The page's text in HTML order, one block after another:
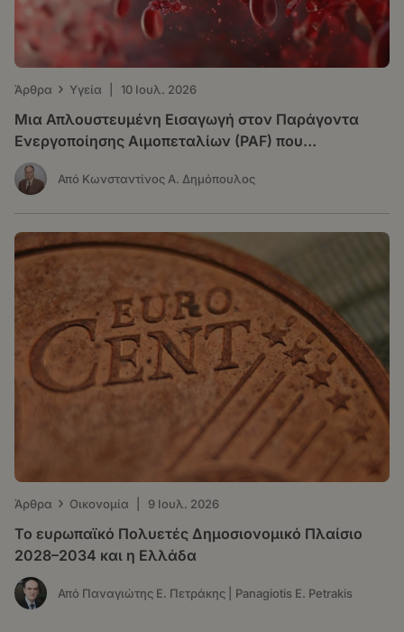
Άρθρα › Υγεία 10 Ιουλ. 2026
Μια Απλουστευμένη Εισαγωγή στον Παράγοντα
Ενεργοποίησης Αιμοπεταλίων (PAF) που
Δημιουργήθηκε από την Τεχνητή Νοημοσύνη για το
Ευρύ Κοινό, αλλά και για τους Επιστήμονες
Από Κωνσταντίνος Α. Δημόπουλος
Άρθρα › Οικονομία 9 Ιουλ. 2026
Το ευρωπαϊκό Πολυετές Δημοσιονομικό Πλαίσιο
2028–2034 και η Ελλάδα
Από Παναγιώτης Ε. Πετράκης | Panagiotis E. Petrakis